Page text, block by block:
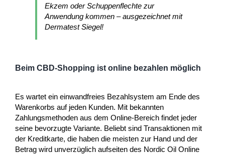
Ekzem oder Schuppenflechte zur
Anwendung kommen – ausgezeichnet mit
Dermatest Siegel!
Beim CBD-Shopping ist online bezahlen möglich
Es wartet ein einwandfreies Bezahlsystem am Ende des
Warenkorbs auf jeden Kunden. Mit bekannten
Zahlungsmethoden aus dem Online-Bereich findet jeder
seine bevorzugte Variante. Beliebt sind Transaktionen mit
der Kreditkarte, die haben die meisten zur Hand und der
Betrag wird unverzüglich aufseiten des Nordic Oil Online